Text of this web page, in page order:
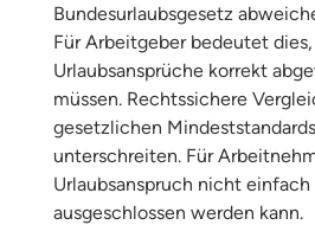
Bundesurlaubsgesetz
Für Arbeitgeber bedeutet dies,
Urlaubsansprüche korrekt
müssen. Rechtssichere
gesetzlichen
unterschreiten. Für
Urlaubsanspruch nicht einfach
ausgeschlossen werden kann.